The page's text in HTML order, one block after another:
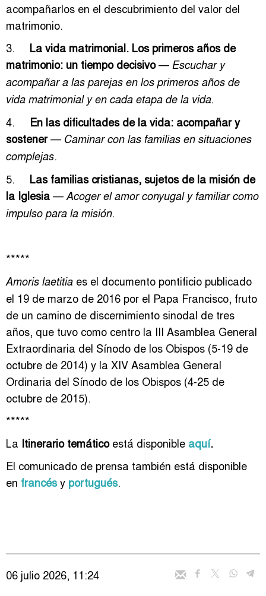
acompañarlos en el descubrimiento del valor del
matrimonio.
3. La vida matrimonial. Los primeros años de
matrimonio: un tiempo decisivo— Escuchar y
acompañar a las parejas en los primeros años de
vida matrimonial y en cada etapa de la vida.
4. En las dificultades de la vida: acompañar y
sostener— Caminar con las familias en situaciones
complejas.
5. Las familias cristianas, sujetos de la misión de
la Iglesia— Acoger el amor conyugal y familiar como
impulso para la misión.
*****
Amoris laetitia es el documento pontificio publicado
el 19 de marzo de 2016 por el Papa Francisco, fruto
de un camino de discernimiento sinodal de tres
años, que tuvo como centro la III Asamblea General
Extraordinaria del Sínodo de los Obispos (5-19 de
octubre de 2014) y la XIV Asamblea General
Ordinaria del Sínodo de los Obispos (4-25 de
octubre de 2015).
*****
La Itinerario temáticoestá disponible aquí.
El comunicado de prensa también está disponible
en francésy portugués.
06 julio 2026, 11:24